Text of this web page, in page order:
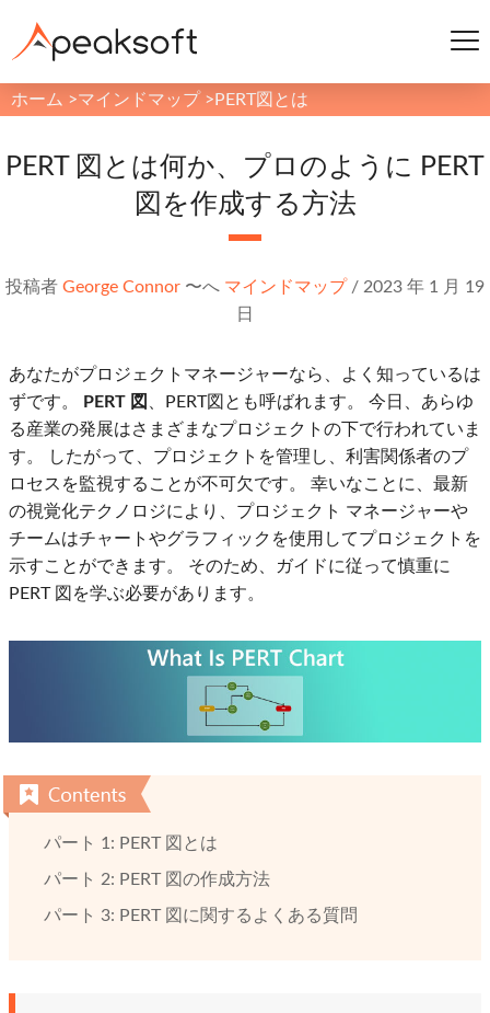
ホーム >マインドマップ > PERT図とは
PERT 図とは何か、プロのように PERT
図を作成する方法
投稿者 George Connor 〜へ マインドマップ / 2023 年 1 月 19
日
あなたがプロジェクトマネージャーなら、よく知っているは
ずです。
PERT 図
、PERT図とも呼ばれます。 今日、あらゆ
る産業の発展はさまざまなプロジェクトの下で行われていま
す。 したがって、プロジェクトを管理し、利害関係者のプ
ロセスを監視することが不可欠です。 幸いなことに、最新
の視覚化テクノロジにより、プロジェクト マネージャーや
チームはチャートやグラフィックを使用してプロジェクトを
示すことができます。 そのため、ガイドに従って慎重に
PERT 図を学ぶ必要があります。
パート 1: PERT 図とは
パート 2: PERT 図の作成方法
パート 3: PERT 図に関するよくある質問